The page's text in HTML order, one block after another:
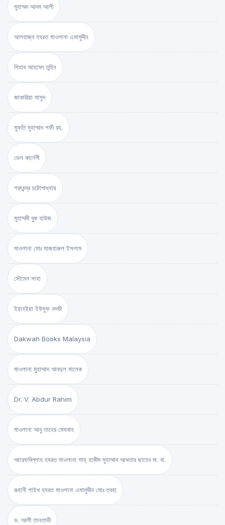
মুহাম্মদ আদম আলী
আলহাজ্ব হযরত মাওলানা এমামুদ্দীন
শিহাব আহমেদ তুহিন
জাকারিয়া মাসুদ
মুফতি মুহাম্মাদ শফী রহ.
ডেল কার্নেগী
শরৎচন্দ্র চট্টোপাধ্যায়
মুহাম্মদী বুক হাউজ
মাওলানা মোঃ মাজহারুল ইসলাম
সৌমেন সাহা
ইয়াহইয়া ইউসুফ নদভী
Dakwah Books Malaysia
মাওলানা মুহাম্মাদ আবদুল মালেক
Dr. V. Abdur Rahim
মাওলানা আবু তাহের মেসবাহ
আরেফবিল্লাহ হযরত মাওলানা শাহ্ হাকীম মুহাম্মাদ আখতার ছাহেব দা. বা.
রূহানী শাইখ হযরত মাওলানা এমামুদ্দীন মোঃ ত্বহা
ড. আলী তানতাভী